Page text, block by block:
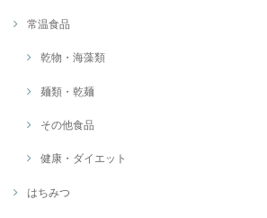
常温食品
乾物・海藻類
麺類・乾麺
その他食品
健康・ダイエット
はちみつ